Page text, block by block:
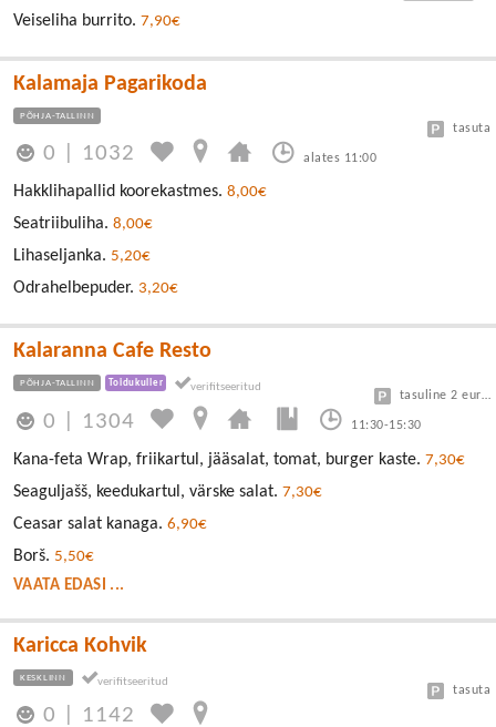
Veiseliha burrito. 7,90€
Kalamaja Pagarikoda
PÕHJA-TALLINN
0 1032 alates 11:00
tasuta
Hakklihapallid koorekastmes. 8,00€
Seatriibuliha. 8,00€
Lihaseljanka. 5,20€
Odrahelbepuder. 3,20€
Kalaranna Cafe Resto
PÕHJA-TALLINN Toidukuller
0 1304 11:30-15:30
tasuline 2 euro/h
Kana-feta Wrap, friikartul, jääsalat, tomat, burger kaste. 7,30€
Seaguljašš, keedukartul, värske salat. 7,30€
Ceasar salat kanaga. 6,90€
Borš. 5,50€
VAATA EDASI ...
Karicca Kohvik
KESKLINN
0 1142
tasuta